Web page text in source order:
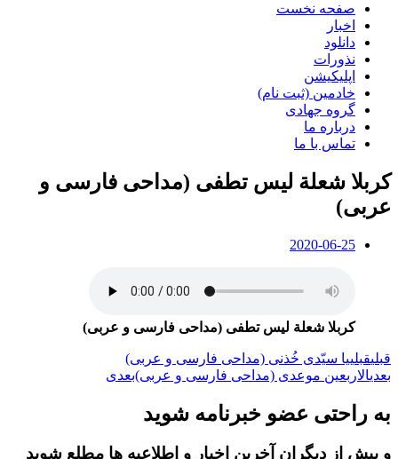
صفحه نخست
اخبار
دانلود
نذورات
اپلیکیشن
خادمین (ثبت نام)
گروه جهادی
درباره ما
تماس با ما
کربلا شعلة لیس تطفی (مداحی فارسی و
عربی)
2020-06-25
کربلا شعلة لیس تطفی (مداحی فارسی و عربی)
قبلیقبلییا سیّدی خُذنی (مداحی فارسی و عربی)
بعدیالاربعین موعدی (مداحی فارسی و عربی)بعدی
به راحتی عضو خبرنامه شوید
و پیش از دیگران آخرین اخبار و اطلاعیه ها مطلع شوید